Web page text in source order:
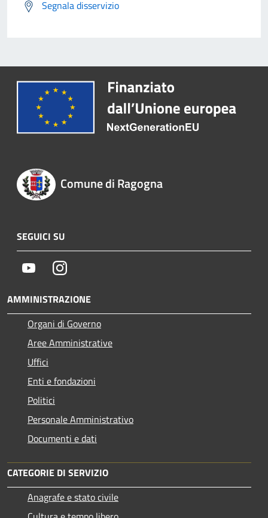
Segnala disservizio
Comune di Ragogna
SEGUICI SU
YoutubeInstagram
AMMINISTRAZIONE
Organi di Governo
Aree Amministrative
Uffici
Enti e fondazioni
Politici
Personale Amministrativo
Documenti e dati
CATEGORIE DI SERVIZIO
Anagrafe e stato civile